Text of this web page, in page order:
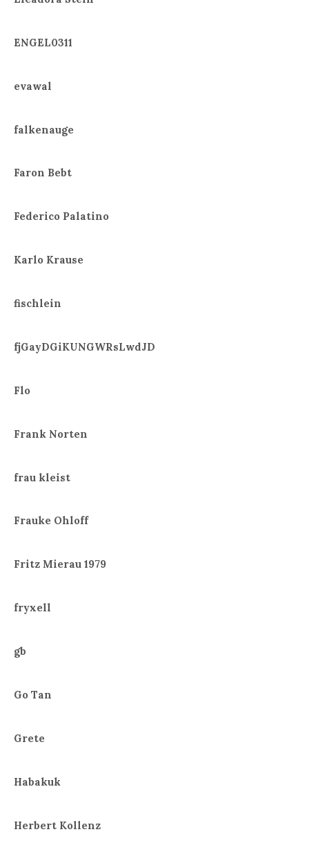
ENGEL0311
evawal
falkenauge
Faron Bebt
Federico Palatino
Karlo Krause
fischlein
fjGayDGiKUNGWRsLwdJD
Flo
Frank Norten
frau kleist
Frauke Ohloff
Fritz Mierau 1979
fryxell
gb
Go Tan
Grete
Habakuk
Herbert Kollenz